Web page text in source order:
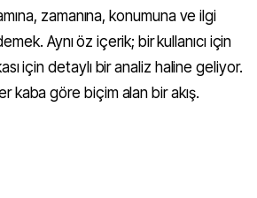
zamanına, konumuna ve ilgi
Aynı öz içerik; bir kullanıcı için
için detaylı bir analiz haline geliyor.
kaba göre biçim alan bir akış.